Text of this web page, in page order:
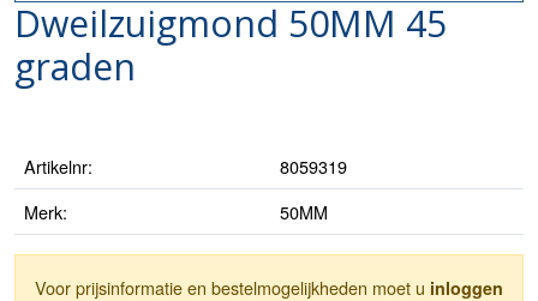
Dweilzuigmond 50MM 45
graden
Artikelnr:
8059319
Merk:
50MM
Voor prijsinformatie en bestelmogelijkheden moet u inloggen